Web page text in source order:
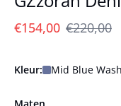
€154,00 €220,00
Kleur: Mid Blue